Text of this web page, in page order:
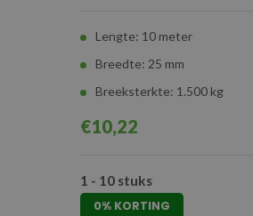
Lengte: 10 meter
Breedte: 25 mm
Breeksterkte: 1.500 kg
€10,22
1 - 10 stuks
0% KORTING